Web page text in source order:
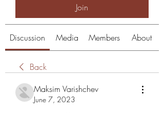
Join
Discussion Media Members About
Back
Maksim Varishchev
June 7, 2023